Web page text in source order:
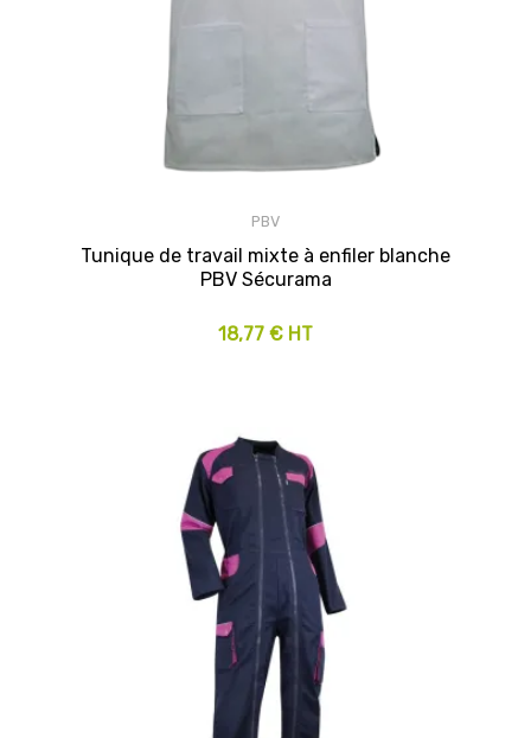
PBV
Tunique de travail mixte à enfiler blanche
PBV Sécurama
18,77 € HT